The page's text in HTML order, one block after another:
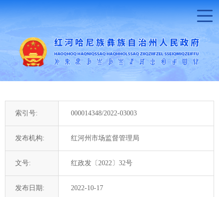
索引号: 000014348/2022-03003
发布机构: 红河州市场监督管理局
文号: 红政发〔2022〕32号
发布日期: 2022-10-17